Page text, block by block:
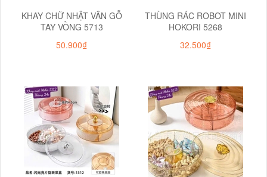
KHAY CHỮ NHẬT VÂN GỖ
TAY VỒNG 5713
50.900₫
THÙNG RÁC ROBOT MINI
HOKORI 5268
32.500₫